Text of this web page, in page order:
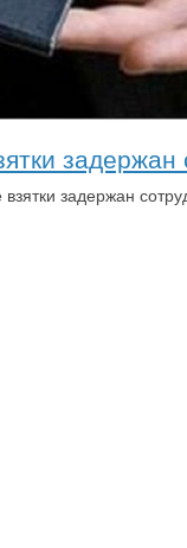
задержан